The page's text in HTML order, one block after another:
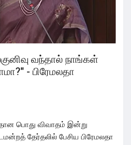
வந்தால் நாங்கள்
- பிரேமலதா
பொது விவாதம் இன்று
தேர்தலில் பேசிய பிரேமலதா